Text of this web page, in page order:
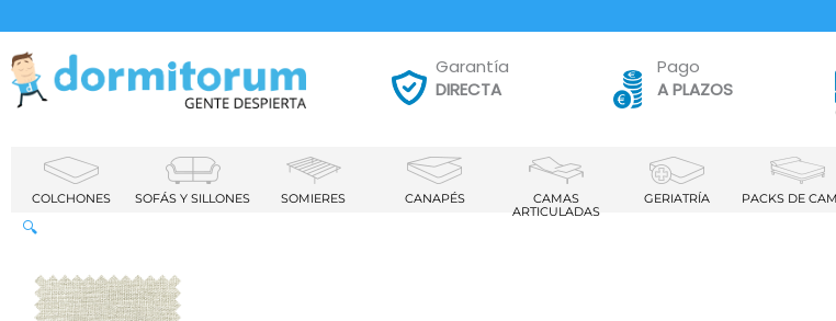
Garantía
DIRECTA
Pago
A PLAZOS
COLCHONES SOFÁS Y SILLONES SOMIERES CANAPÉS
CAMAS
ARTICULADAS
GERIATRÍA PACKS DE
🔍